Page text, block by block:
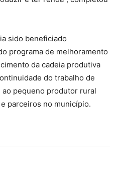
sido beneficiado
programa de melhoramento
da cadeia produtiva
do trabalho de
pequeno produtor rural
parceiros no município.